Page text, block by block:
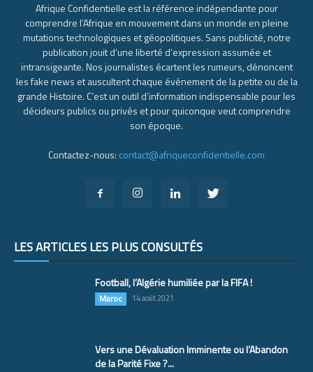
Afrique Confidentielle est la référence indépendante pour
comprendre l’Afrique en mouvement dans un monde en pleine
mutations technologiques et géopolitiques. Sans publicité, notre
publication jouit d’une liberté d’expression assumée et
intransigeante. Nos journalistes écartent les rumeurs, dénoncent
les fake news et auscultent chaque événement de la petite ou de la
grande Histoire. C’est un outil d’information indispensable pour les
décideurs publics ou privés et pour quiconque veut comprendre
son époque.
Contactez-nous: contact@afriqueconfidentielle.com
LES ARTICLES LES PLUS CONSULTÉS
Football, l’Algérie humiliée par la FIFA !
Maroc 14 août 2021
Vers une Dévaluation Imminente ou l’Abandon
de la Parité Fixe ?...